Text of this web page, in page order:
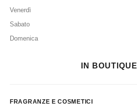
Venerdì
Sabato
Domenica
IN BOUTIQUE
FRAGRANZE E COSMETICI